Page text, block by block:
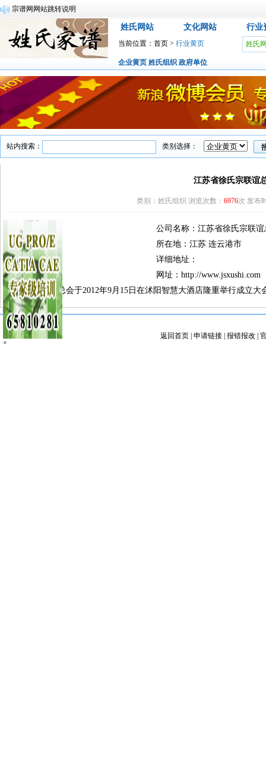
宗谱网网站跳转说明
姓氏网站 文化网站 行业
当前位置： 首页 > 行业黄页 姓氏
企业黄页 姓氏组织 政府单位
×
站内搜索： 类别选择：
江苏省徐氏宗联谊
类别：姓氏组织 浏览次数： 6976次 发布
公司名称：江苏省徐氏宗联
所在地：江苏 连云港市
详细地址：
网址： http://www.jsxushi.com
江苏徐氏联谊总会于2012年9月15日在沭阳智慧大酒店隆重举行成立大
返回首页| 申请链接| 报错报改